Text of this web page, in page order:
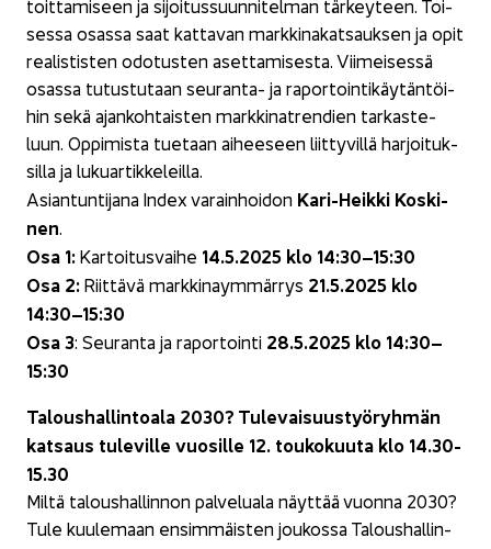
toit­ta­mi­seen ja si­joi­tus­suun­ni­tel­man tär­key­teen. Toi­
ses­sa osas­sa saat kat­ta­van mark­ki­na­kat­sauk­sen ja opit
rea­lis­tis­ten odo­tus­ten aset­ta­mi­ses­ta. Vii­mei­ses­sä
osas­sa tu­tus­tu­taan seuranta-​ ja ra­por­toin­ti­käy­tän­töi­
hin sekä ajan­koh­tais­ten mark­ki­nat­ren­dien tar­kas­te­
luun. Op­pi­mis­ta tue­taan ai­hee­seen liit­ty­vil­lä har­joi­tuk­
sil­la ja lu­kuar­tik­ke­leil­la.
Asian­tun­ti­ja­na Index va­rain­hoi­don Kari-​Heikki Kos­ki­
nen.
Osa 1:Kar­toi­tus­vai­he 14.5.2025 klo 14:30–15:30
Osa 2:Riit­tä­vä mark­ki­naym­mär­rys 21.5.2025 klo
14:30–15:30
Osa 3: Seu­ran­ta ja ra­por­toin­ti 28.5.2025 klo 14:30–
15:30
Ta­lous­hal­lin­toa­la 2030? Tu­le­vai­suus­työ­ryh­män
kat­saus tu­le­vil­le vuo­sil­le 12. tou­ko­kuu­ta klo 14.30-
15.30
Miltä ta­lous­hal­lin­non pal­ve­lua­la näyt­tää vuon­na 2030?
Tule kuu­le­maan en­sim­mäis­ten jou­kos­sa Ta­lous­hal­lin­